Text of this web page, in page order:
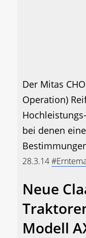
Der Mitas
Operation)
bei denen
28.3.14
Neue
Modell